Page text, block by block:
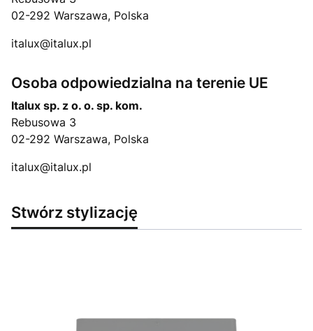
02-292 Warszawa, Polska
italux@italux.pl
Osoba odpowiedzialna na terenie UE
Italux sp. z o. o. sp. kom.
Rebusowa 3
02-292 Warszawa, Polska
italux@italux.pl
Stwórz stylizację